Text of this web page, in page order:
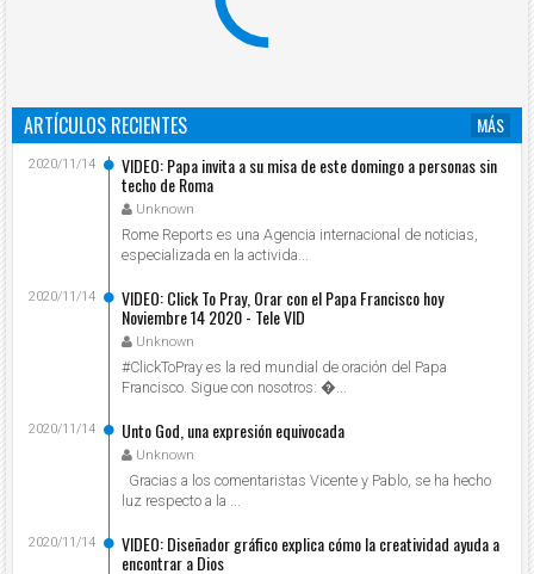
ARTÍCULOS RECIENTES
MÁS
VIDEO: Papa invita a su misa de este domingo a personas sin
techo de Roma
Unknown
2020/11/14
Rome Reports es una Agencia internacional de noticias,
especializada en la activida...
VIDEO: Click To Pray, Orar con el Papa Francisco hoy
Noviembre 14 2020 - Tele VID
Unknown
2020/11/14
#ClickToPray es la red mundial de oración del Papa
Francisco. Sigue con nosotros: ...
Unto God, una expresión equivocada
Unknown
2020/11/14
Gracias a los comentaristas Vicente y Pablo, se ha hecho
luz respecto a la ...
VIDEO: Diseñador gráfico explica cómo la creatividad ayuda a
encontrar a Dios
2020/11/14